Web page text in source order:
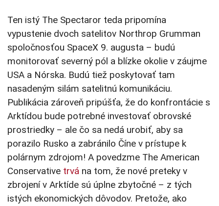
Ten istý The Spectaror teda pripomína
vypustenie dvoch satelitov Northrop Grumman
spoločnosťou SpaceX 9. augusta – budú
monitorovať severný pól a blízke okolie v záujme
USA a Nórska. Budú tiež poskytovať tam
nasadeným silám satelitnú komunikáciu.
Publikácia zároveň pripúšťa, že do konfrontácie s
Arktídou bude potrebné investovať obrovské
prostriedky – ale čo sa nedá urobiť, aby sa
porazilo Rusko a zabránilo Číne v prístupe k
polárnym zdrojom! A povedzme The American
Conservative trvá na tom, že nové preteky v
zbrojení v Arktíde sú úplne zbytočné – z tých
istých ekonomických dôvodov. Pretože, ako